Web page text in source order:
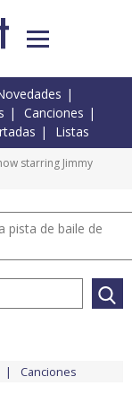
Canciones
Listas
starring Jimmy
pista de baile de
Canciones